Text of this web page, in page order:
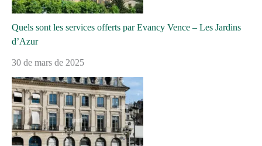
Quels sont les services offerts par Evancy Vence – Les Jardins
d’Azur
30 de mars de 2025